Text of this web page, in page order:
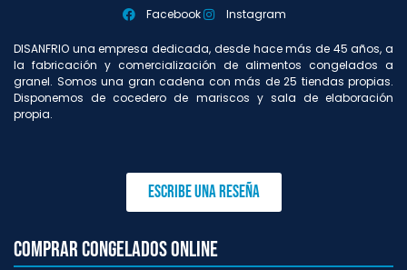
Facebook Instagram
DISANFRIO una empresa dedicada, desde hace más de 45 años, a
la fabricación y comercialización de alimentos congelados a
granel. Somos una gran cadena con más de 25 tiendas propias.
Disponemos de cocedero de mariscos y sala de elaboración
propia.
Escribe una reseña
Comprar congelados online